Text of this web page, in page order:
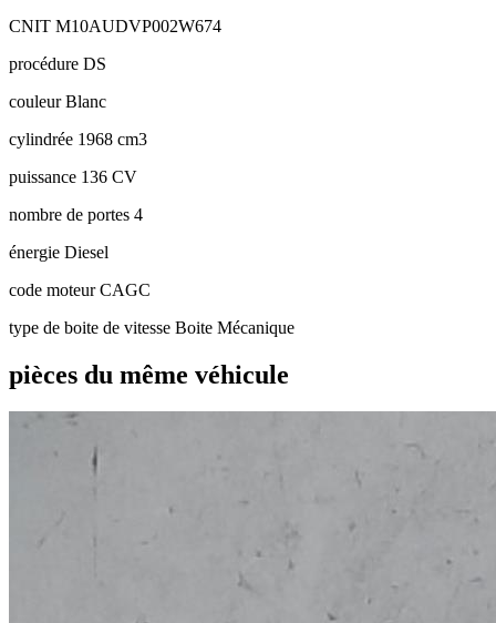
CNIT M10AUDVP002W674
procédure DS
couleurBlanc
cylindrée 1968 cm3
puissance 136 CV
nombre de portes 4
énergie Diesel
code moteurCAGC
type de boite de vitesse Boite Mécanique
pièces du même véhicule